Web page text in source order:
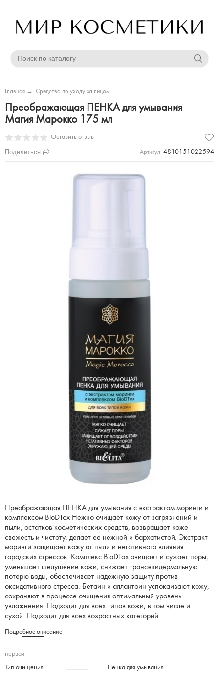
Главная → Средства по уходу за лицом
Преображающая ПЕНКА для умывания
Магия Марокко 175 мл
Оставить отзыв
Поделиться Артикул: 4810151022594
Преображающая ПЕНКА для умывания с экстрактом моринги и
комплексом BioDTox Нежно очищает кожу от загрязнений и
пыли, остатков косметических средств, возвращает коже
свежесть и чистоту, делает ее нежной и бархатистой. Экстракт
моринги защищает кожу от пыли и негативного влияния
городских стрессов. Комплекс BioDTox очищает и сужает поры,
уменьшает шелушение кожи, снижает трансэпидермальную
потерю воды, обеспечивает надежную защиту против
оксидативного стресса. Бетаин и аллантоин успокаивают кожу,
сохраняют в процессе очищения оптимальный уровень
увлажнения. Подходит для всех типов кожи, в том числе и
сухой. Подходит для всех возрастных категорий.
Подробное описание
первая
Тип очищения Пенка для умывания